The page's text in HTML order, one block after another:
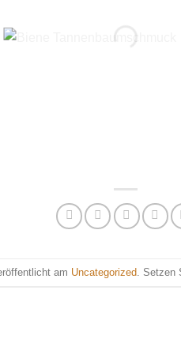
am Uncategorized. Setzen